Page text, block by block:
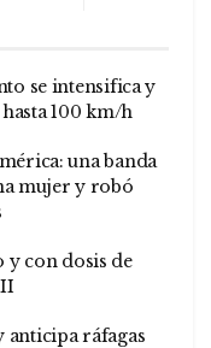
se intensifica y
100 km/h
una banda
mujer y robó
y con dosis de
anticipa ráfagas